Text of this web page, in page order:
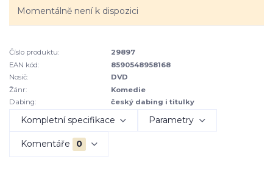
Momentálně není k dispozici
Číslo produktu:
29897
EAN kód:
8590548958168
Nosič:
DVD
Žánr:
Komedie
Dabing:
český dabing i titulky
Kompletní specifikace Parametry
Komentáře 0